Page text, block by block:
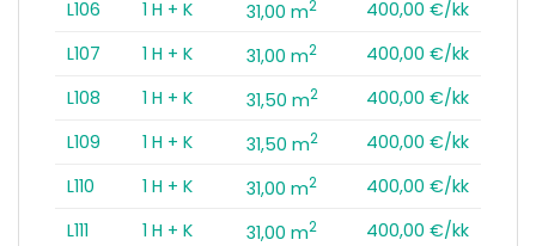
L106
1 H + K 31,00 m2
400,00 €/kk
L107
1 H + K 31,00 m2
400,00 €/kk
L108
1 H + K 31,50 m2
400,00 €/kk
L109
1 H + K 31,50 m2
400,00 €/kk
L110
1 H + K 31,00 m2
400,00 €/kk
L111
1 H + K 31,00 m2
400,00 €/kk